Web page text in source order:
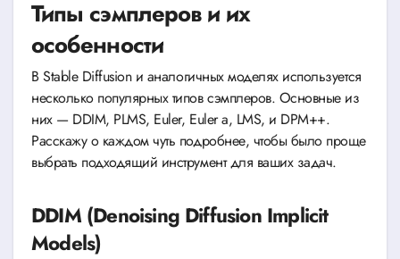
Типы сэмплеров и их
особенности
В Stable Diffusion и аналогичных моделях используется
несколько популярных типов сэмплеров. Основные из
них — DDIM, PLMS, Euler, Euler a, LMS, и DPM++.
Расскажу о каждом чуть подробнее, чтобы было проще
выбрать подходящий инструмент для ваших задач.
DDIM (Denoising Diffusion Implicit
Models)